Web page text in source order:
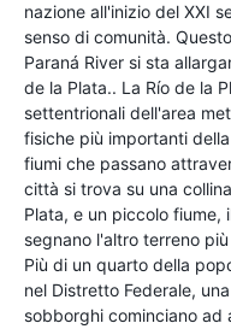
nazione all'inizio del XXI
senso di comunità.
Paraná River si sta
de la Plata.. La Río de la
settentrionali dell'area
fisiche più importanti
fiumi che passano
città si trova su una
Plata, e un piccolo fiume,
segnano l'altro terreno
Più di un quarto della
nel Distretto Federale,
sobborghi cominciano ad